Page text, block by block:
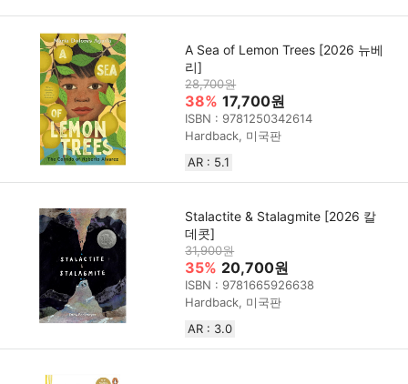
A Sea of Lemon Trees [2026 뉴베
리]
28,700원
38% 17,700원
ISBN : 9781250342614
Hardback, 미국판
AR : 5.1
Stalactite & Stalagmite [2026 칼
데콧]
31,900원
35% 20,700원
ISBN : 9781665926638
Hardback, 미국판
AR : 3.0